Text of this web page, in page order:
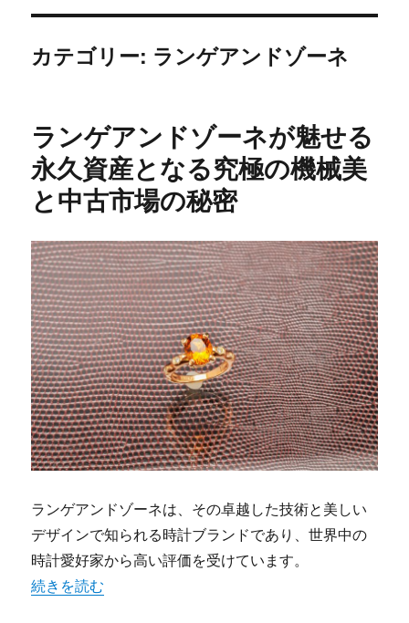
カテゴリー: ランゲアンドゾーネ
ランゲアンドゾーネが魅せる
永久資産となる究極の機械美
と中古市場の秘密
ランゲアンドゾーネは、その卓越した技術と美しい
デザインで知られる時計ブランドであり、世界中の
時計愛好家から高い評価を受けています。
“ランゲアンドゾーネが魅せる永久資産となる究極の機械
続きを読む